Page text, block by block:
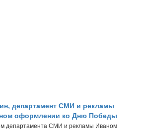
департамент СМИ и рекламы
оформлении ко Дню Победы
департамента СМИ и рекламы Иваном